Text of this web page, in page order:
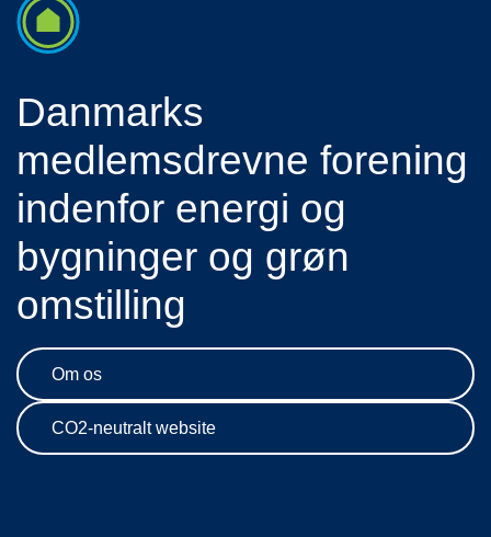
Danmarks
medlemsdrevne forening
indenfor energi og
bygninger og grøn
omstilling
Om os
CO2-neutralt website